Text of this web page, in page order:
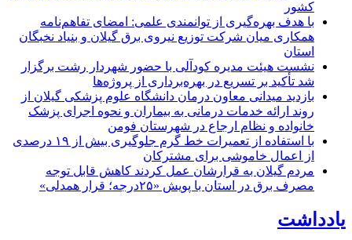
كشور
با هدف بهره‌گیری از توانمندی علمی: امضای تفاهم‌نامه
همكاری میان شركت توزیع نیروی برق گیلان و بنیاد نخبگان
استان
نشست هیئت مدیره کودآلی با حضور شهردار رشت برگزار
شد تأکید بر تسریع در بهره‌برداری از پروژه‌ها
بازدید میدانی معاون درمان دانشگاه علوم پزشکی گیلان از
روند ارائه خدمات درمانی به بیماران و نحوه اجرای پزشک
خانواده و نظام ارجاع در شهرستان فومن
با استفاده از تعمیرات خط گرم جلوگیری بیش از ۱۹ درصدی
از اعمال خاموشی برای مشتركان
مردم گیلان به قرارشان عمل کردند كاهش قابل توجه
مصرف برق در استان با پویش «۲۵درجه؛ قرار همدلی»
یادداشت